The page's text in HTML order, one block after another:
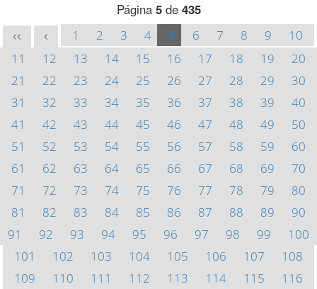
Página 5de 435
<< < 1 2 3 4 5 6 7 8 9
10
11
12 13 14 15 16 17 18 19
20
21
22 23 24 25 26 27 28 29
30
31
32 33 34 35 36 37 38 39
40
41
42 43 44 45 46 47 48 49
50
51
52 53 54 55 56 57 58 59
60
61
62 63 64 65 66 67 68 69
70
71
72 73 74 75 76 77 78 79
80
81
82 83 84 85 86 87 88 89
90
91
92 93 94 95 96 97 98 99
100
101
102 103 104 105 106 107
108
109
110 111 112 113 114 115
116